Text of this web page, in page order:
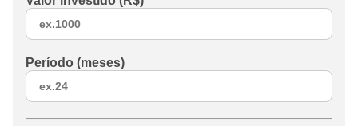
Período (meses)